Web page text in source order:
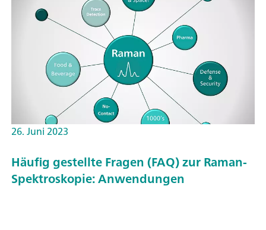
26. Juni 2023
Häufig gestellte Fragen (FAQ) zur Raman-
Spektroskopie: Anwendungen